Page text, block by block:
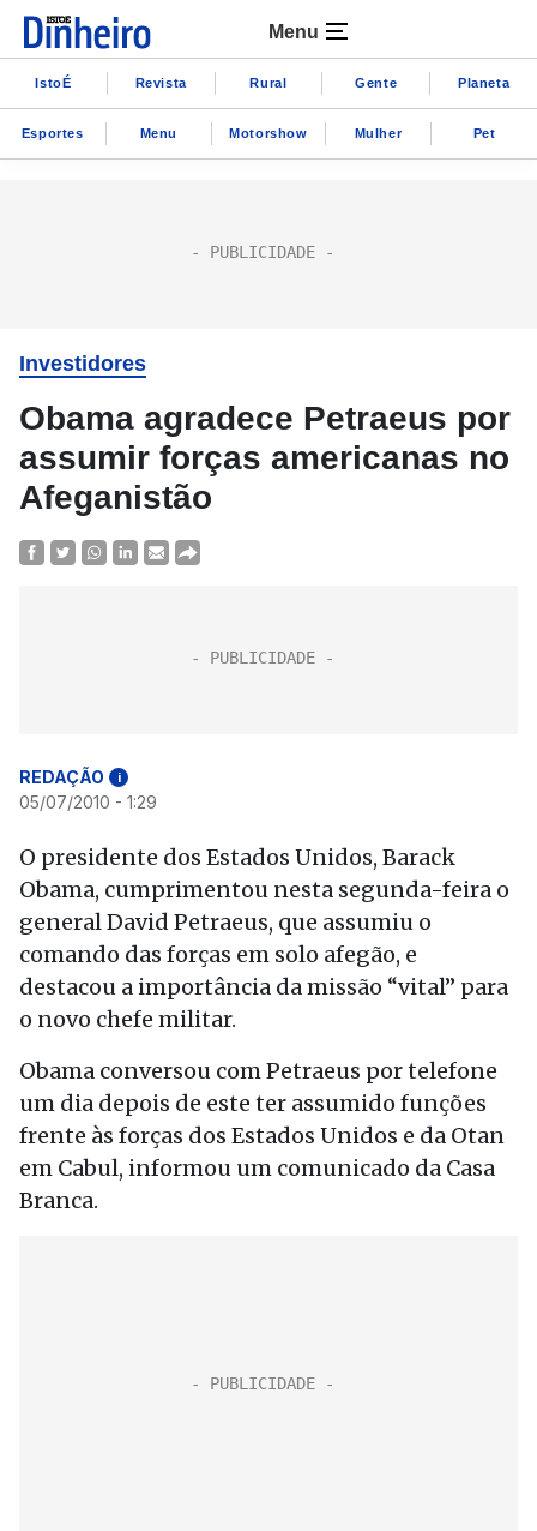
Menu
IstoÉ Revista Rural Gente Planeta
Esportes Menu Motorshow Mulher Pet
Investidores
Obama agradece Petraeus por
assumir forças americanas no
Afeganistão
REDAÇÃO i
05/07/2010 - 1:29
O presidente dos Estados Unidos, Barack
Obama, cumprimentou nesta segunda-feira o
general David Petraeus, que assumiu o
comando das forças em solo afegão, e
destacou a importância da missão “vital” para
o novo chefe militar.
Obama conversou com Petraeus por telefone
um dia depois de este ter assumido funções
frente às forças dos Estados Unidos e da Otan
em Cabul, informou um comunicado da Casa
Branca.